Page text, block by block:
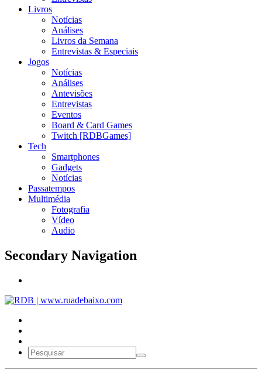
Livros
Notícias
Análises
Livros da Semana
Entrevistas & Especiais
Jogos
Notícias
Análises
Antevisões
Entrevistas
Eventos
Board & Card Games
Twitch [RDBGames]
Tech
Smartphones
Gadgets
Notícias
Passatempos
Multimédia
Fotografia
Vídeo
Audio
Secondary Navigation